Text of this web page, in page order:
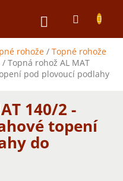
NÁKUPNÍ
rohože / Topné rohože
/ Topná rohož AL MAT
pod plovoucí podlahy
140/2 -
topení
do